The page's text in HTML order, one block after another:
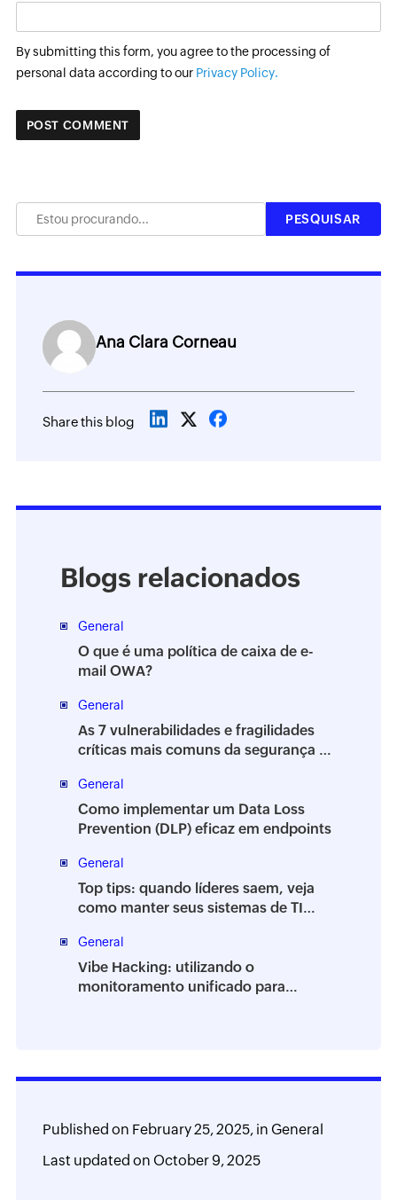
By submitting this form, you agree to the processing of
personal data according to our Privacy Policy.
Ana Clara Corneau
Share this blog
Blogs relacionados
General
O que é uma política de caixa de e-
mail OWA?
General
As 7 vulnerabilidades e fragilidades
críticas mais comuns da segurança da
General
Como implementar um Data Loss
Prevention (DLP) eficaz em endpoints
General
Top tips: quando líderes saem, veja
como manter seus sistemas de TI
General
Vibe Hacking: utilizando o
monitoramento unificado para
Published on February 25, 2025,in General
Last updated on October 9, 2025